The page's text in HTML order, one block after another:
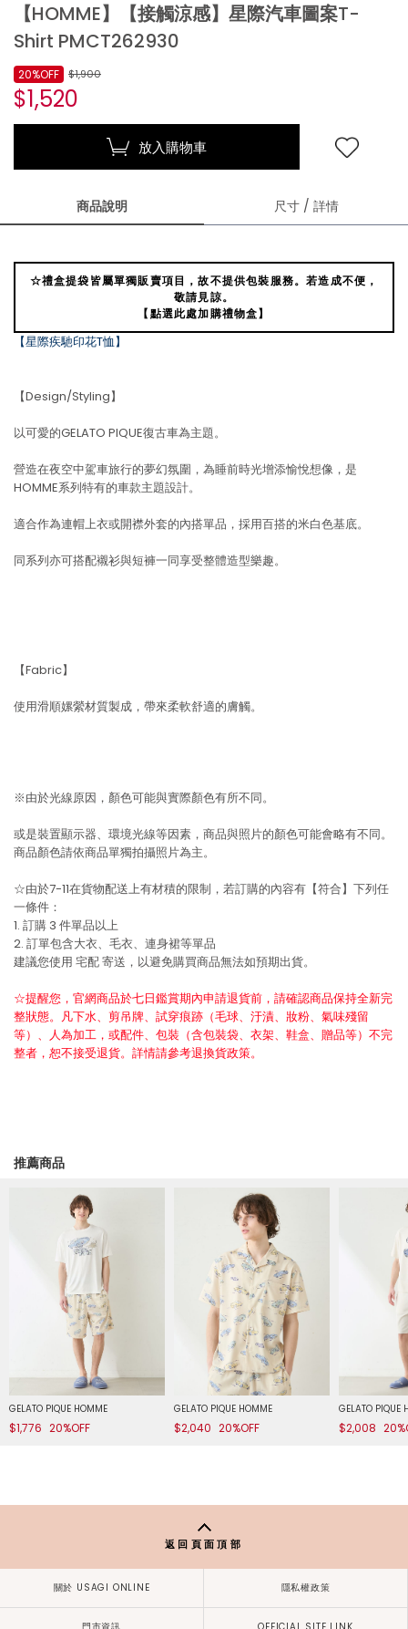
【HOMME】【接觸涼感】星際汽車圖案T-
Shirt PMCT262930
$1,900
$1,520
20%OFF
放入購物車
商品說明 尺寸 / 詳情
☆禮盒提袋皆屬單獨販賣項目，故不提供包裝服務。若造成不便，
敬請見諒。
【點選此處加購禮物盒】
【星際疾馳印花T恤】
【Design/Styling】
以可愛的GELATO PIQUE復古車為主題。
營造在夜空中駕車旅行的夢幻氛圍，為睡前時光增添愉悅想像，是
HOMME系列特有的車款主題設計。
適合作為連帽上衣或開襟外套的內搭單品，採用百搭的米白色基底。
同系列亦可搭配襯衫與短褲一同享受整體造型樂趣。
【Fabric】
使用滑順嫘縈材質製成，帶來柔軟舒適的膚觸。
※由於光線原因，顏色可能與實際顏色有所不同。
或是裝置顯示器、環境光線等因素，商品與照片的顏色可能會略有不同。
商品顏色請依商品單獨拍攝照片為主。
☆由於7-11在貨物配送上有材積的限制，若訂購的內容有【符合】下列任
一條件：
1. 訂購 3 件單品以上
2. 訂單包含大衣、毛衣、連身裙等單品
建議您使用 宅配寄送，以避免購買商品無法如預期出貨。
☆提醒您，官網商品於七日鑑賞期內申請退貨前，請確認商品保持全新完
整狀態。凡下水、剪吊牌、試穿痕跡（毛球、汙漬、妝粉、氣味殘留
等）、人為加工，或配件、包裝（含包裝袋、衣架、鞋盒、贈品等）不完
整者，恕不接受退貨。詳情請參考退換貨政策。
推薦商品
GELATO PIQUE HOMME
$1,776 20%OFF
GELATO PIQUE HOMME
$2,040 20%OFF
GELATO PIQUE
$2,008
返回頁面頂部
關於 USAGI ONLINE 隱私權政策